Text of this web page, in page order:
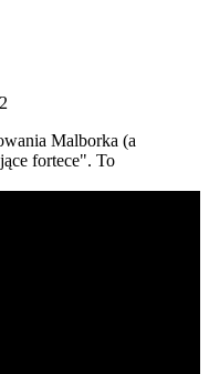
Malborka (a
fortece". To